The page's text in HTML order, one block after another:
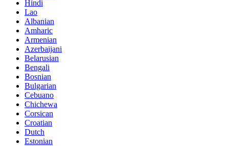
Hindi
Lao
Albanian
Amharic
Armenian
Azerbaijani
Belarusian
Bengali
Bosnian
Bulgarian
Cebuano
Chichewa
Corsican
Croatian
Dutch
Estonian